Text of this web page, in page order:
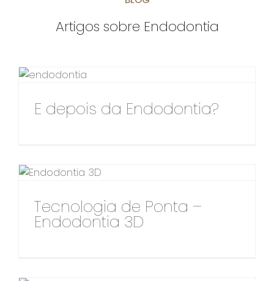
Artigos sobre Endodontia
E depois da Endodontia?
Tecnologia de Ponta –
Endodontia 3D